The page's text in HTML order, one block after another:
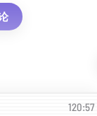
120:57